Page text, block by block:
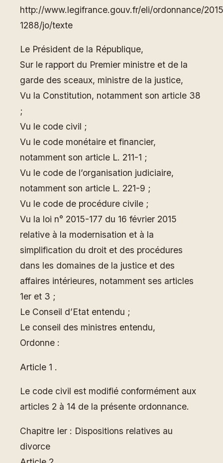
http://www.legifrance.gouv.fr/eli/ordonnance/
1288/jo/texte
Le Président de la République,
Sur le rapport du Premier ministre et de la
garde des sceaux, ministre de la justice,
Vu la Constitution, notamment son article 38
;
Vu le code civil ;
Vu le code monétaire et financier,
notamment son article L. 211-1 ;
Vu le code de l’organisation judiciaire,
notamment son article L. 221-9 ;
Vu le code de procédure civile ;
Vu la loi n° 2015-177 du 16 février 2015
relative à la modernisation et à la
simplification du droit et des procédures
dans les domaines de la justice et des
affaires intérieures, notamment ses articles
1er et 3 ;
Le Conseil d’Etat entendu ;
Le conseil des ministres entendu,
Ordonne :
Article 1 .
Le code civil est modifié conformément aux
articles 2 à 14 de la présente ordonnance.
Chapitre Ier : Dispositions relatives au
divorce